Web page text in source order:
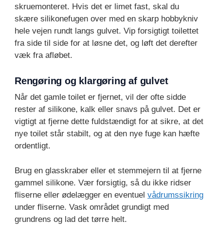
skruemonteret. Hvis det er limet fast, skal du
skære silikonefugen over med en skarp hobbykniv
hele vejen rundt langs gulvet. Vip forsigtigt toilettet
fra side til side for at løsne det, og løft det derefter
væk fra afløbet.
Rengøring og klargøring af gulvet
Når det gamle toilet er fjernet, vil der ofte sidde
rester af silikone, kalk eller snavs på gulvet. Det er
vigtigt at fjerne dette fuldstændigt for at sikre, at det
nye toilet står stabilt, og at den nye fuge kan hæfte
ordentligt.
Brug en glasskraber eller et stemmejern til at fjerne
gammel silikone. Vær forsigtig, så du ikke ridser
fliserne eller ødelægger en eventuel vådrumssikring
under fliserne. Vask området grundigt med
grundrens og lad det tørre helt.